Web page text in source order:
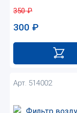
350₽
300 ₽
Арт. 514002